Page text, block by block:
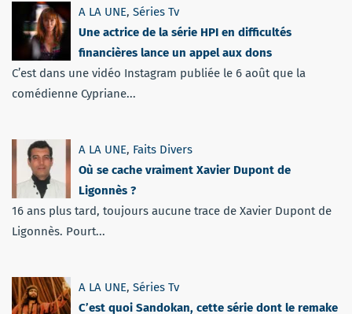
A LA UNE, Séries Tv
Une actrice de la série HPI en difficultés
financières lance un appel aux dons
C’est dans une vidéo Instagram publiée le 6 août que la
comédienne Cypriane...
A LA UNE, Faits Divers
Où se cache vraiment Xavier Dupont de
Ligonnès ?
16 ans plus tard, toujours aucune trace de Xavier Dupont de
Ligonnès. Pourt...
A LA UNE, Séries Tv
C’est quoi Sandokan, cette série dont le remake